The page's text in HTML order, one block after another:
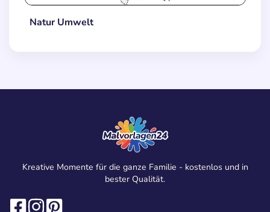
Natur Umwelt
Kreative Momente für die ganze Familie - kostenlos und in
bester Qualität.